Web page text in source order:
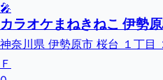
🎤
カラオケまねきねこ 伊勢
神奈川県 伊勢原市 桜台 １丁目
Ｆ